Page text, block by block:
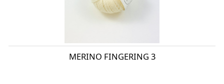
MERINO FINGERING 3